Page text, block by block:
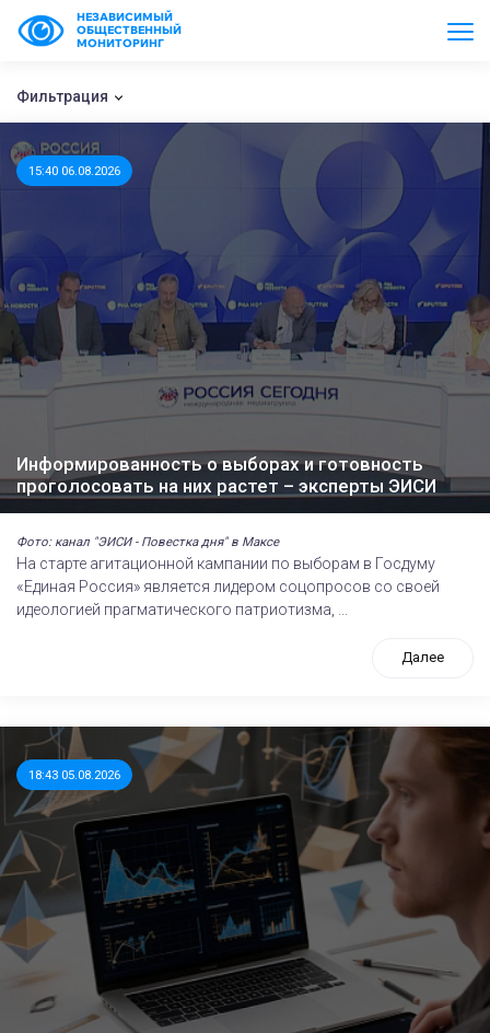
НЕЗАВИСИМЫЙ
ОБЩЕСТВЕННЫЙ
МОНИТОРИНГ
Фильтрация
15:40 06.08.2026
Информированность о выборах и готовность
проголосовать на них растет – эксперты ЭИСИ
Фото: канал "ЭИСИ - Повестка дня" в Максе
На старте агитационной кампании по выборам в Госдуму
«Единая Россия» является лидером соцопросов со своей
идеологией прагматического патриотизма, ...
Далее
18:43 05.08.2026